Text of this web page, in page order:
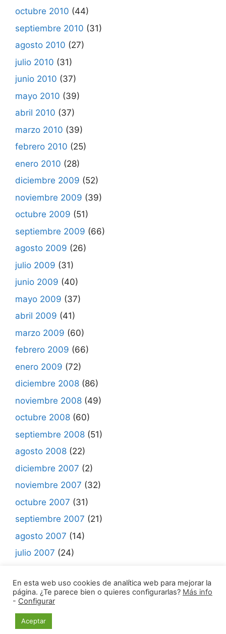
octubre 2010 (44)
septiembre 2010 (31)
agosto 2010 (27)
julio 2010 (31)
junio 2010 (37)
mayo 2010 (39)
abril 2010 (37)
marzo 2010 (39)
febrero 2010 (25)
enero 2010 (28)
diciembre 2009 (52)
noviembre 2009 (39)
octubre 2009 (51)
septiembre 2009 (66)
agosto 2009 (26)
julio 2009 (31)
junio 2009 (40)
mayo 2009 (37)
abril 2009 (41)
marzo 2009 (60)
febrero 2009 (66)
enero 2009 (72)
diciembre 2008 (86)
noviembre 2008 (49)
octubre 2008 (60)
septiembre 2008 (51)
agosto 2008 (22)
diciembre 2007 (2)
noviembre 2007 (32)
octubre 2007 (31)
septiembre 2007 (21)
agosto 2007 (14)
julio 2007 (24)
© 2021 Madrid Mueve •
En esta web uso cookies de analítica web para mejorar la
página. ¿Te parece bien o quieres configurarlas? Más info
- Configurar
Aceptar